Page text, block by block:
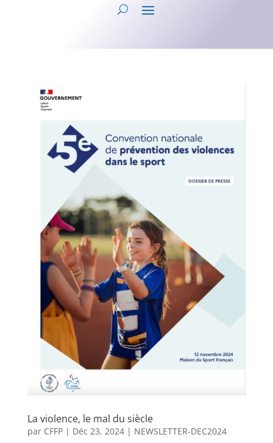
La violence, le mal du siècle
par CFFP| Déc 23, 2024| NEWSLETTER-DEC2024